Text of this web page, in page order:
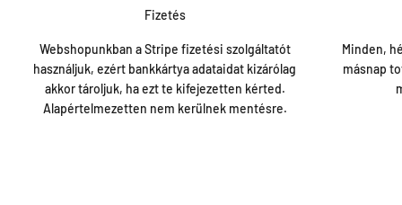
Fizetés
Webshopunkban a Stripe fizetési szolgáltatót
használjuk, ezért bankkártya adataidat kizárólag
akkor tároljuk, ha ezt te kifejezetten kérted.
Alapértelmezetten nem kerülnek mentésre.
Minden,
másnap